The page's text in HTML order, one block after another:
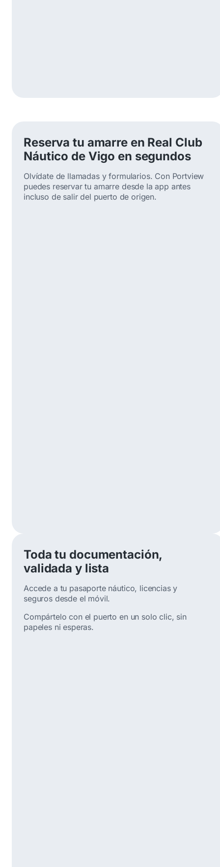
Reserva tu amarre en Real Club
Náutico de Vigo en segundos
Olvídate de llamadas y formularios. Con Portview
puedes reservar tu amarre desde la app antes
incluso de salir del puerto de origen.
Toda tu documentación,
validada y lista
Accede a tu pasaporte náutico, licencias y
seguros desde el móvil.
Compártelo con el puerto en un solo clic, sin
papeles ni esperas.